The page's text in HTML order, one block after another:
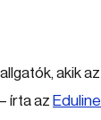
akik az
írta az Eduline